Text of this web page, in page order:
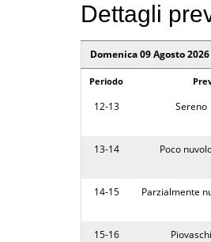
08 - 14 Poco
14 - 20 Parzialmente
20 - 02 Sereno
02 - 08 Sereno
08 - 14
Dettagli
Domenica 09 Agosto 2026
Periodo
12-13 Sereno
13-14 Poco
14-15 Parzialmente
15-16 Piovaschi